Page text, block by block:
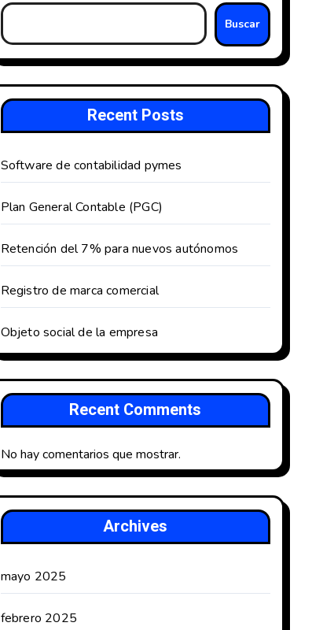
Buscar
Recent Posts
Software de contabilidad pymes
Plan General Contable (PGC)
Retención del 7% para nuevos autónomos
Registro de marca comercial
Objeto social de la empresa
Recent Comments
No hay comentarios que mostrar.
Archives
mayo 2025
febrero 2025